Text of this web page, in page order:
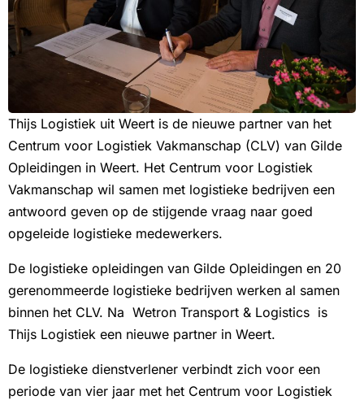
Thijs Logistiek uit Weert is de nieuwe partner van het
Centrum voor Logistiek Vakmanschap (CLV) van Gilde
Opleidingen in Weert. Het Centrum voor Logistiek
Vakmanschap wil samen met logistieke bedrijven een
antwoord geven op de stijgende vraag naar goed
opgeleide logistieke medewerkers.
De logistieke opleidingen van Gilde Opleidingen en 20
gerenommeerde logistieke bedrijven werken al samen
binnen het CLV. Na Wetron Transport & Logistics is
Thijs Logistiek een nieuwe partner in Weert.
De logistieke dienstverlener verbindt zich voor een
periode van vier jaar met het Centrum voor Logistiek